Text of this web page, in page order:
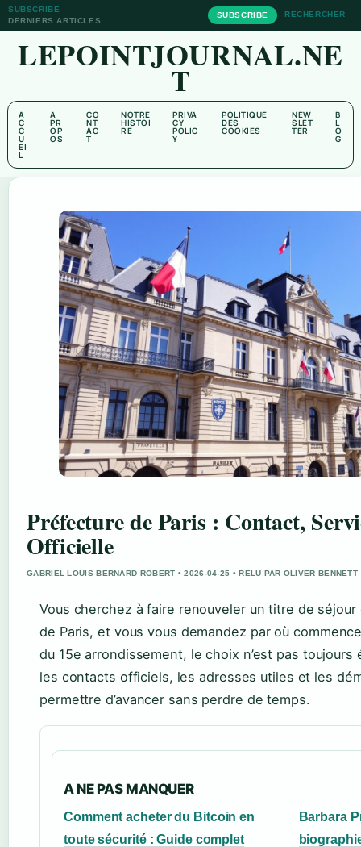
SUBSCRIBE
DERNIERS ARTICLES
SUBSCRIBE RECHERCHER
LEPOINTJOURNAL.NE
T
A
C
C
U
EI
L
A
PR
OP
OS
CO
NT
AC
T
NOTRE
HISTOI
RE
PRIVA
CY
POLIC
Y
POLITIQUE
DES
COOKIES
NEW
SLET
TER
B
L
O
G
Préfecture de Paris : Contact,
Officielle
GABRIEL LOUIS BERNARD ROBERT • 2026-04-25 • RELU PAR OLIVER BENNETT
Vous cherchez à faire renouveler un titre de
de Paris, et vous vous demandez par où
du 15e arrondissement, le choix n’est pas
les contacts officiels, les adresses utiles et les
permettre d’avancer sans perdre de temps.
A NE PAS MANQUER
Comment acheter du Bitcoin en
toute sécurité : Guide complet
Barbara